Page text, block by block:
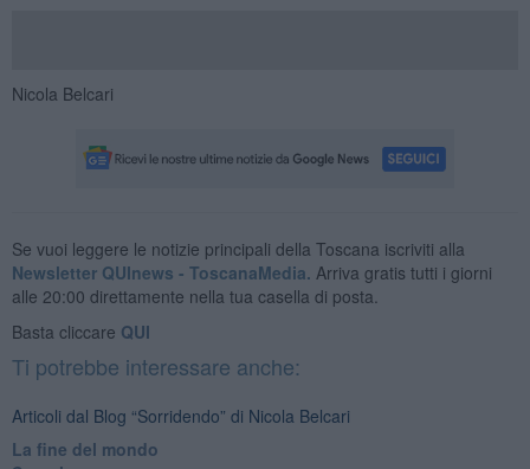
Nicola Belcari
Se vuoi leggere le notizie principali della Toscana iscriviti alla
Newsletter QUInews - ToscanaMedia. Arriva gratis tutti i giorni
alle 20:00 direttamente nella tua casella di posta.
Basta cliccare QUI
Ti potrebbe interessare anche:
Articoli dal Blog “Sorridendo” di Nicola Belcari
La fine del mondo